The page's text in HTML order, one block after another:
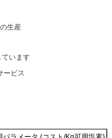
生産
ています
ービス